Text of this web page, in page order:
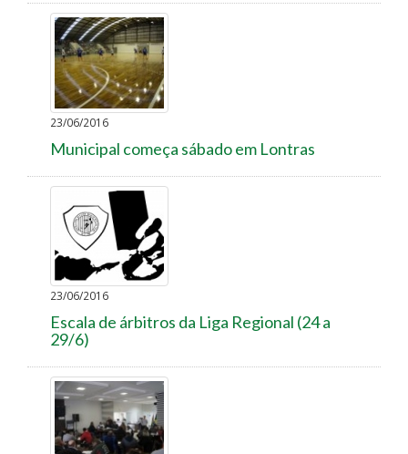
23/06/2016
Municipal começa sábado em Lontras
23/06/2016
Escala de árbitros da Liga Regional (24 a
29/6)